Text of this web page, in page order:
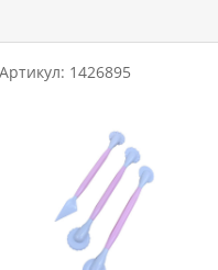
Артикул: 1426895